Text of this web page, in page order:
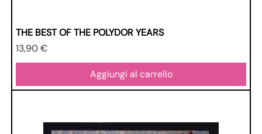
THE BEST OF THE POLYDOR YEARS
Prezzo
13,90 €
Aggiungi al carrello